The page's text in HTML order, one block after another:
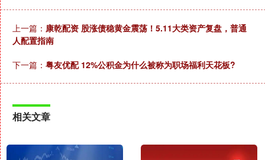
上一篇： 康乾配资 股涨债稳黄金震荡！5.11大类资产复盘，普通
人配置指南
下一篇： 粤友优配 12%公积金为什么被称为职场福利天花板?
相关文章